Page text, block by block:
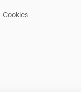
Cookies